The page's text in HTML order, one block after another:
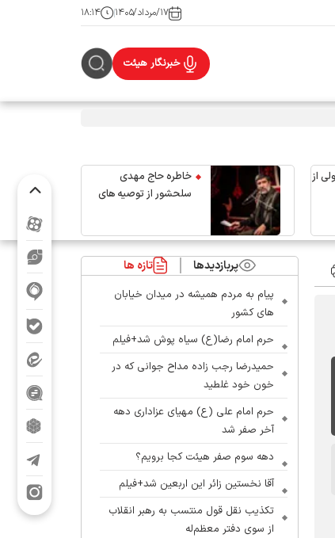
۱۷/مرداد/۱۴۰۵ ۱۸:۱۴
خبرنگار هیئت
از
خاطره حاج مهدی
سلحشور از توصیه های
پربازدیدها تازه ها
پیام به مردم همیشه در میدان خیابان
های کشور
حرم امام رضا(ع) سیاه پوش شد+فیلم
حمیدرضا رجب زاده مداح جوانی که در
خون خود غلطید
حرم امام علی (ع) مهیای عزاداری دهه
آخر صفر شد
دهه سوم صفر هیئت کجا برویم؟
آقا نخستین زائر این اربعین شد+فیلم
تکذیب نقل قول منتسب به رهبر انقلاب
از سوی دفتر معظم‌له